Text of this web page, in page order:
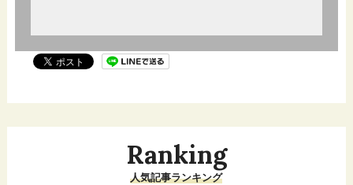
Ranking
人気記事ランキング